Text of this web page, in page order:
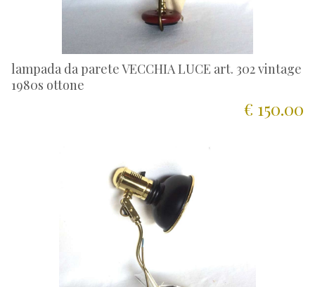
lampada da parete VECCHIA LUCE art. 302 vintage
1980s ottone
€ 150.00